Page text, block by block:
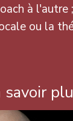
à
ou la